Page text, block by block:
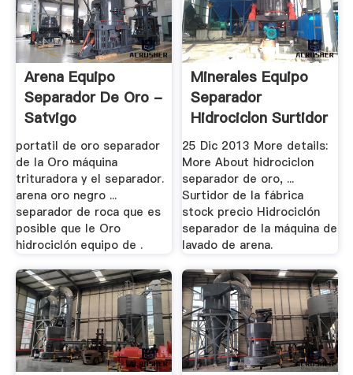
Arena Equipo
Separador De Oro -
Satvigo
portatil de oro separador
de la Oro máquina
trituradora y el separador.
arena oro negro ...
separador de roca que es
posible que le Oro
hidrociclón equipo de .
Minerales Equipo
Separador
Hidrociclon Surtidor
.
25 Dic 2013 More details:
More About hidrociclon
separador de oro, ...
Surtidor de la fábrica
stock precio Hidrociclón
separador de la máquina de
lavado de arena.